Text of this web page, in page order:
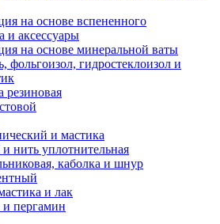
на основе вспененного
и аксессуары
на основе минеральной ваты
фольгоизол, гидростеклоизол и
резиновая
и мастика
нить уплотнительная
каболка и шнур
и лак
и пергамин